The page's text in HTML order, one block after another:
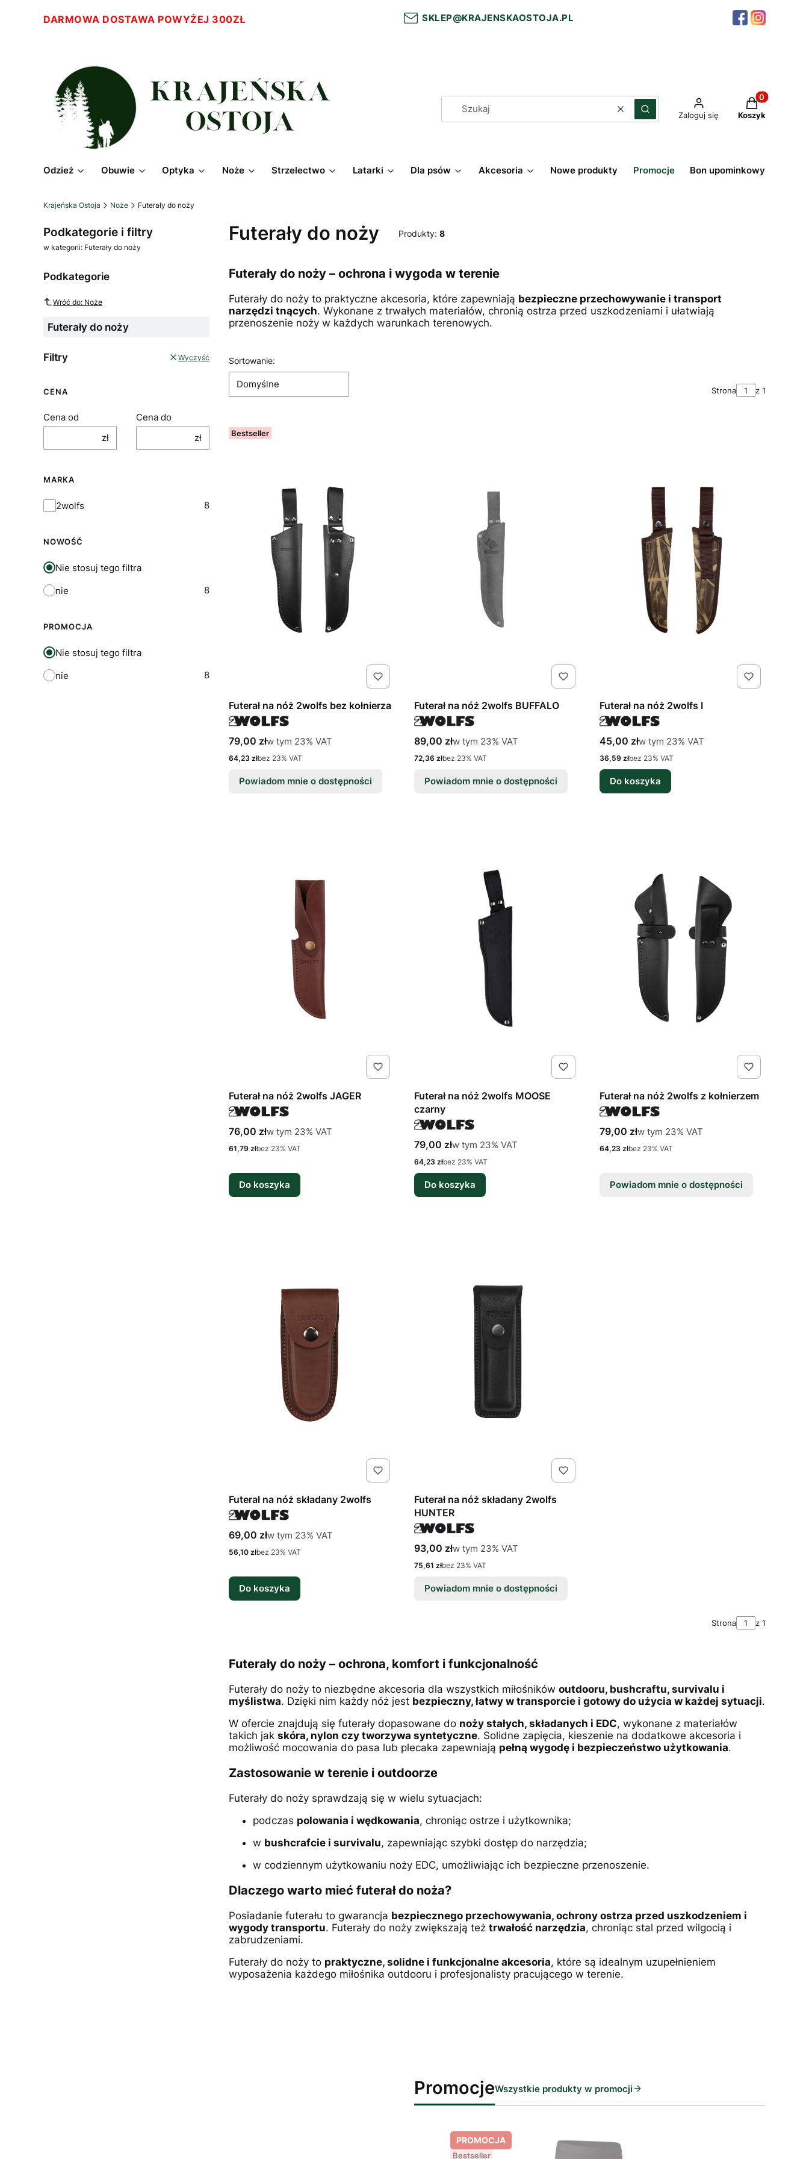
DARMOWA DOSTAWA POWYŻEJ 300ZŁ SKLEP@KRAJENSKAOSTOJA.PL
WyczyśćSzukaj Zaloguj się
Produkty w
Koszyk
Odzież Obuwie Optyka Noże Strzelectwo Latarki Dla psów Akcesoria Nowe produkty Promocje Bon upominkowy
Krajeńska Ostoja Noże Futerały do noży
Podkategorie i filtry
w kategorii: Futerały do noży
Podkategorie
Wróć do: Noże
Futerały do noży
Filtry Wyczyść
CENA
Cena od
zł
Cena do
zł
MARKA
Marka
2wolfs 8
NOWOŚĆ
Nie stosuj tego filtra
nie
8
PROMOCJA
Nie stosuj tego filtra
nie
8
Futerały do noży Produkty: 8
Futerały do noży – ochrona i wygoda w terenie
Futerały do noży to praktyczne akcesoria, które zapewniają bezpieczne przechowywanie i transport
narzędzi tnących. Wykonane z trwałych materiałów, chronią ostrza przed uszkodzeniami i ułatwiają
przenoszenie noży w każdych warunkach terenowych.
Lista produktów
Sortowanie:
Domyślne
Strona z 1
Bestseller
Futerał na nóż 2wolfs bez kołnierza
Cena brutto
79,00 złw tym %s VAT
w tym 23% VAT
Cena netto
64,23 złbez 23% VAT
Powiadom mnie o dostępności
Futerał na nóż 2wolfs BUFFALO
Cena brutto
89,00 złw tym %s VAT
w tym 23% VAT
Cena netto
72,36 złbez 23% VAT
Powiadom mnie o dostępności
Futerał na nóż 2wolfs I
Cena brutto
45,00 złw tym %s VAT
w tym 23% VAT
Cena netto
36,59 złbez 23% VAT
Do koszyka
Futerał na nóż 2wolfs JAGER
Cena brutto
76,00 złw tym %s VAT
w tym 23% VAT
Cena netto
61,79 złbez 23% VAT
Do koszyka
Futerał na nóż 2wolfs MOOSE
czarny
Cena brutto
79,00 złw tym %s VAT
w tym 23% VAT
Cena netto
64,23 złbez 23% VAT
Do koszyka
Futerał na nóż 2wolfs z kołnierzem
Cena brutto
79,00 złw tym %s VAT
w tym 23% VAT
Cena netto
64,23 złbez 23% VAT
Powiadom mnie o dostępności
Futerał na nóż składany 2wolfs
Cena brutto
69,00 złw tym %s VAT
w tym 23% VAT
Cena netto
56,10 złbez 23% VAT
Do koszyka
Futerał na nóż składany 2wolfs
HUNTER
Cena brutto
93,00 złw tym %s VAT
w tym 23% VAT
Cena netto
75,61 złbez 23% VAT
Powiadom mnie o dostępności
Strona z 1
Futerały do noży – ochrona, komfort i funkcjonalność
Futerały do noży to niezbędne akcesoria dla wszystkich miłośników outdooru, bushcraftu, survivalu i
myślistwa. Dzięki nim każdy nóż jest bezpieczny, łatwy w transporcie i gotowy do użycia w każdej sytuacji.
W ofercie znajdują się futerały dopasowane do noży stałych, składanych i EDC, wykonane z materiałów
takich jak skóra, nylon czy tworzywa syntetyczne. Solidne zapięcia, kieszenie na dodatkowe akcesoria i
możliwość mocowania do pasa lub plecaka zapewniają pełną wygodę i bezpieczeństwo użytkowania.
Zastosowanie w terenie i outdoorze
Futerały do noży sprawdzają się w wielu sytuacjach:
podczas polowania i wędkowania, chroniąc ostrze i użytkownika;
w bushcrafcie i survivalu, zapewniając szybki dostęp do narzędzia;
w codziennym użytkowaniu noży EDC, umożliwiając ich bezpieczne przenoszenie.
Dlaczego warto mieć futerał do noża?
Posiadanie futerału to gwarancja bezpiecznego przechowywania, ochrony ostrza przed uszkodzeniem i
wygody transportu. Futerały do noży zwiększają też trwałość narzędzia, chroniąc stal przed wilgocią i
zabrudzeniami.
Futerały do noży to praktyczne, solidne i funkcjonalne akcesoria, które są idealnym uzupełnieniem
wyposażenia każdego miłośnika outdooru i profesjonalisty pracującego w terenie.
PromocjeWszystkie produkty w promocji
PROMOCJA
Bestseller